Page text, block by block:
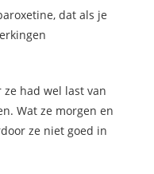
dat als je
ze had wel last van
Wat ze morgen en
ze niet goed in